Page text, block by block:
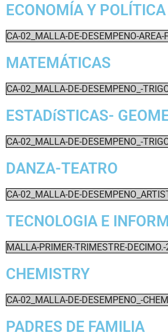
ECONOMÍA Y POLÍTICA
CA-02_MALLA-DE-DESEMPENO-
MATEMÁTICAS
CA-02_MALLA-DE-DESEMPENO_-
ESTADíSTICAS-
CA-02_MALLA-DE-DESEMPENO_-
DANZA-TEATRO
CA-02_MALLA-DE-
TECNOLOGIA E
MALLA-PRIMER-TRIMESTRE-
CHEMISTRY
CA-02_MALLA-DE-DESEMPENO_-
PADRES DE FAMILIA